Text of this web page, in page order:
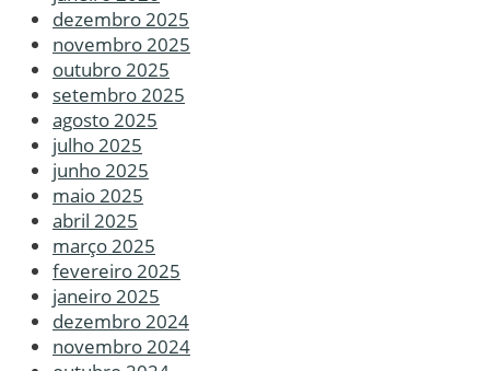
dezembro 2025
novembro 2025
outubro 2025
setembro 2025
agosto 2025
julho 2025
junho 2025
maio 2025
abril 2025
março 2025
fevereiro 2025
janeiro 2025
dezembro 2024
novembro 2024